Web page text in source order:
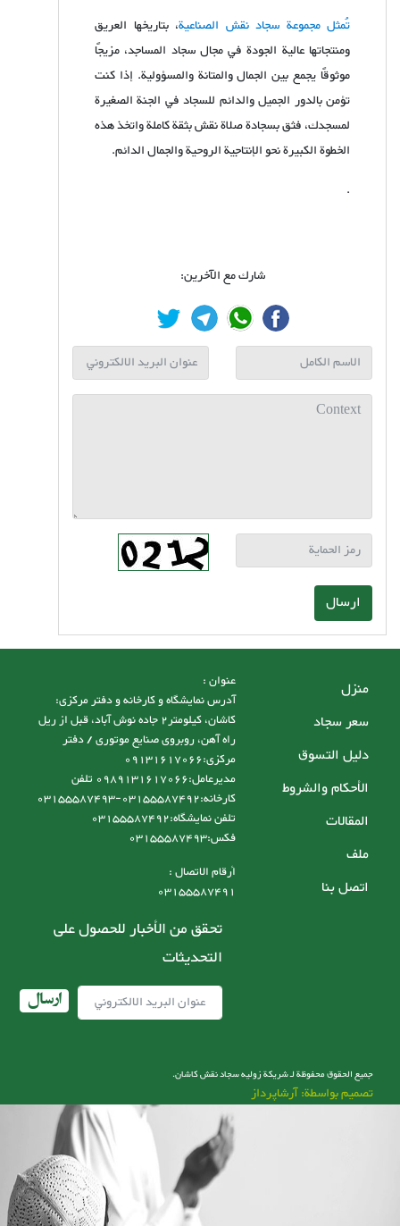
تُمثل مجموعة سجاد نقش الصناعية، بتاريخها العريق
ومنتجاتها عالية الجودة في مجال سجاد المساجد، مزيجًا
موثوقًا يجمع بين الجمال والمتانة والمسؤولية. إذا كنت
تؤمن بالدور الجميل والدائم للسجاد في الجنة الصغيرة
لمسجدك، فثق بسجادة صلاة نقش بثقة كاملة واتخذ هذه
الخطوة الكبيرة نحو الإنتاجية الروحية والجمال الدائم.
.
شارك مع الآخرين:
ارسال
منزل
سعر سجاد
دليل التسوق
الأحكام والشروط
المقالات
ملف
اتصل بنا
عنوان :
آدرس نمایشگاه و کارخانه و دفتر مرکزی:
کاشان، کیلومتر2 جاده نوش آباد، قبل از ریل
راه آهن، روبروی صنایع موتوری / دفتر
مرکزی:09131617066
مدیرعامل:0989131617066 تلفن
کارخانه:03155587492-03155587493
تلفن نمایشگاه:03155587492
فکس:03155587493
أرقام الاتصال :
03155587491
تحقق من الأخبار للحصول على
التحديثات
ارسال
جميع الحقوق محفوظة لـ شریکة زولیه سجاد نقش کاشان.
تصميم بواسطة: آرشاپرداز